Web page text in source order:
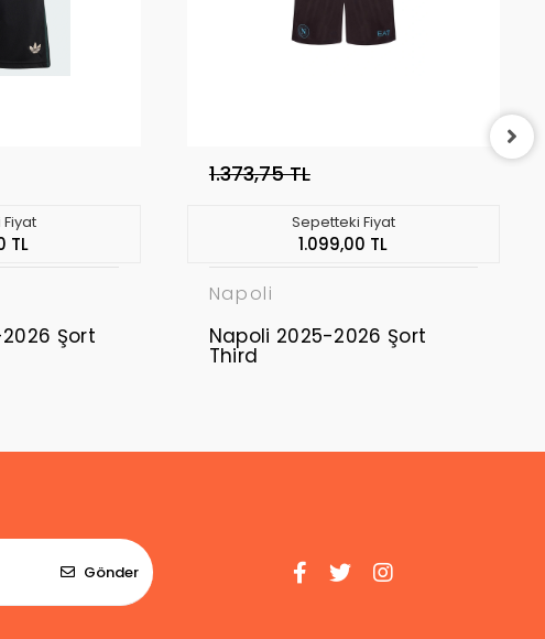
TL
Şort
1.373,75 TL
Sepetteki Fiyat
1.099,00 TL
Napoli
Napoli 2025-2026 Şort
Third
Gönder